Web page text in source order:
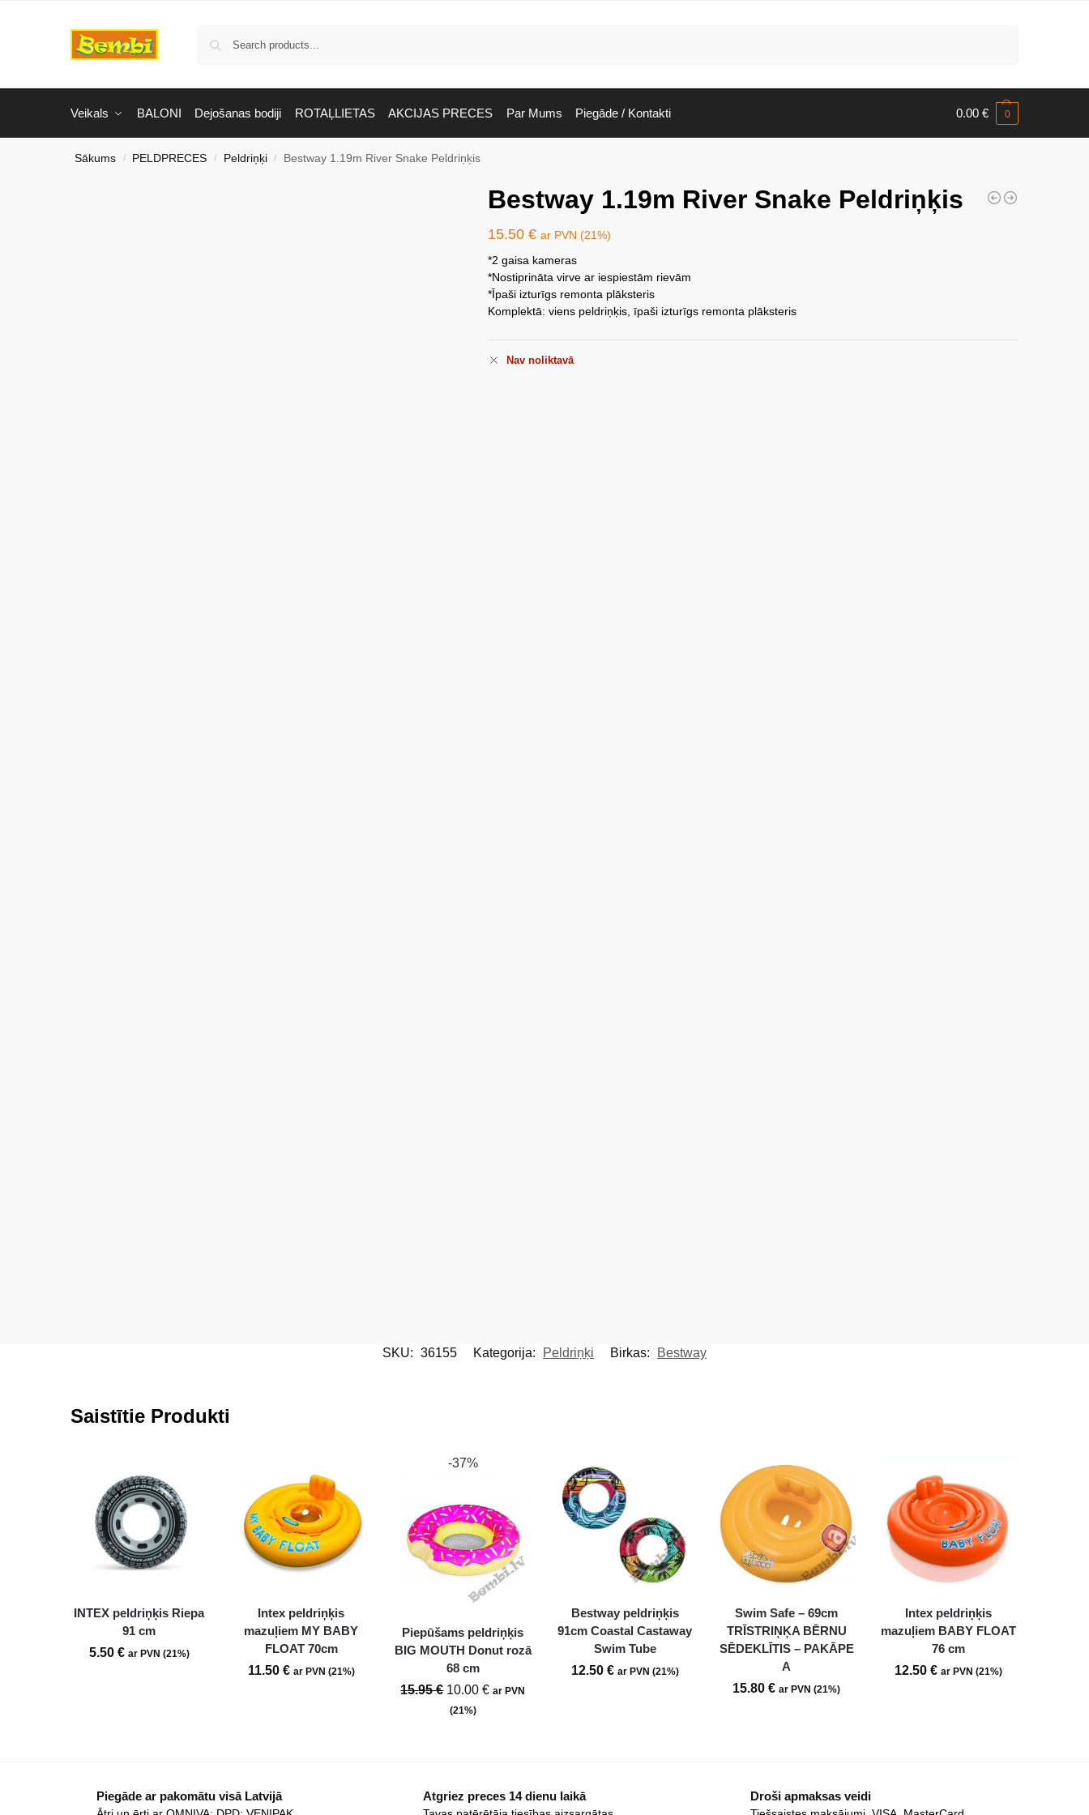
Veikals BALONI Dejošanas bodiji ROTAĻLIETAS AKCIJAS PRECES Par Mums Piegāde / Kontakti 0.00 € 0
Sākums / PELDPRECES / Peldriņķi / Bestway 1.19m River Snake Peldriņķis
Bestway 1.19m River Snake Peldriņķis
15.50 € ar PVN (21%)
*2 gaisa kameras
*Nostiprināta virve ar iespiestām rievām
*Īpaši izturīgs remonta plāksteris
Komplektā: viens peldriņķis, īpaši izturīgs remonta plāksteris
Nav noliktavā
SKU: 36155 Kategorija: Peldriņķi Birkas: Bestway
Saistītie Produkti
INTEX peldriņķis Riepa
91 cm
5.50 € ar PVN (21%)
Intex peldriņķis
mazuļiem MY BABY
FLOAT 70cm
11.50 € ar PVN (21%)
-37%
Piepūšams peldriņķis
BIG MOUTH Donut rozā
68 cm
15.95€ 10.00€ ar PVN
(21%)
Bestway peldriņķis
91cm Coastal Castaway
Swim Tube
12.50 € ar PVN (21%)
Swim Safe – 69cm
TRĪSTRIŅĶA BĒRNU
SĒDEKLĪTIS – PAKĀPE
A
15.80€ ar PVN (21%)
Intex peldriņķis
mazuļiem BABY FLOAT
76 cm
12.50€ ar PVN (21%)
Piegāde ar pakomātu visā Latvijā Atgriez preces 14 dienu laikā Droši apmaksas veidi